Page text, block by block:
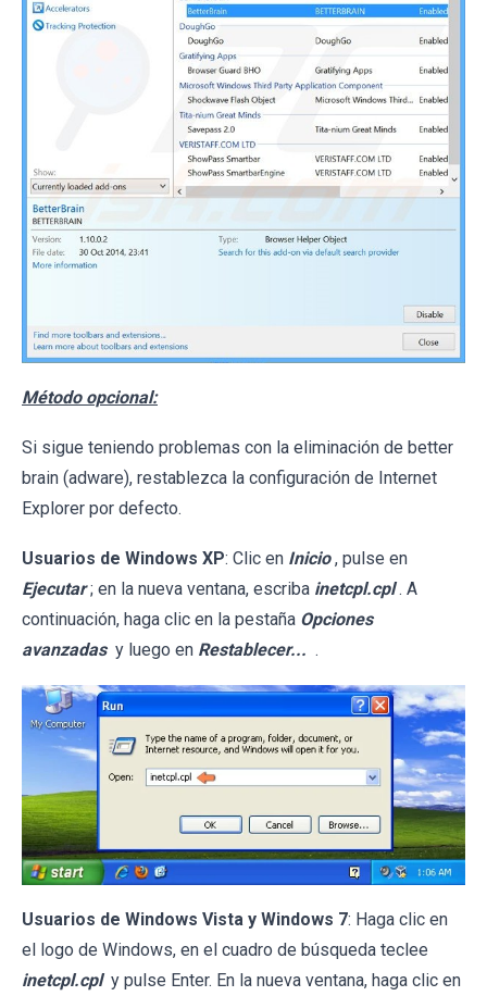
Método opcional:
Si sigue teniendo problemas con la eliminación de better
brain (adware), restablezca la configuración de Internet
Explorer por defecto.
Usuarios de Windows XP: Clic en Inicio , pulse en
Ejecutar ; en la nueva ventana, escriba inetcpl.cpl . A
continuación, haga clic en la pestaña Opciones
avanzadas y luego en Restablecer... .
Usuarios de Windows Vista y Windows 7: Haga clic en
el logo de Windows, en el cuadro de búsqueda teclee
inetcpl.cpl y pulse Enter. En la nueva ventana, haga clic en